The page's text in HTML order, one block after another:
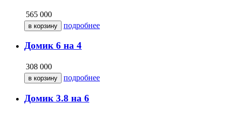
565 000
подробнее
Домик 6 на 4
308 000
подробнее
Домик 3.8 на 6